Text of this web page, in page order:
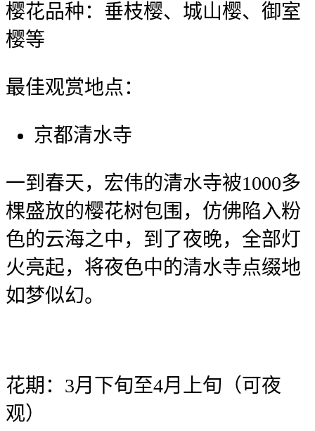
樱花品种：垂枝樱、城山樱、御室
樱等
最佳观赏地点：
京都清水寺
一到春天，宏伟的清水寺被1000多
棵盛放的樱花树包围，仿佛陷入粉
色的云海之中，到了夜晚，全部灯
火亮起，将夜色中的清水寺点缀地
如梦似幻。
花期：3月下旬至4月上旬（可夜
观）